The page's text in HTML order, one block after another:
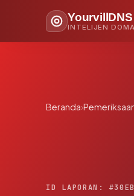
YourvillDNS
INTELIJEN
Beranda›
ID LAPORAN: